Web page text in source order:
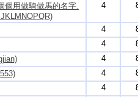
個用做騎做馬的名字.
4
4
4
4
4
4